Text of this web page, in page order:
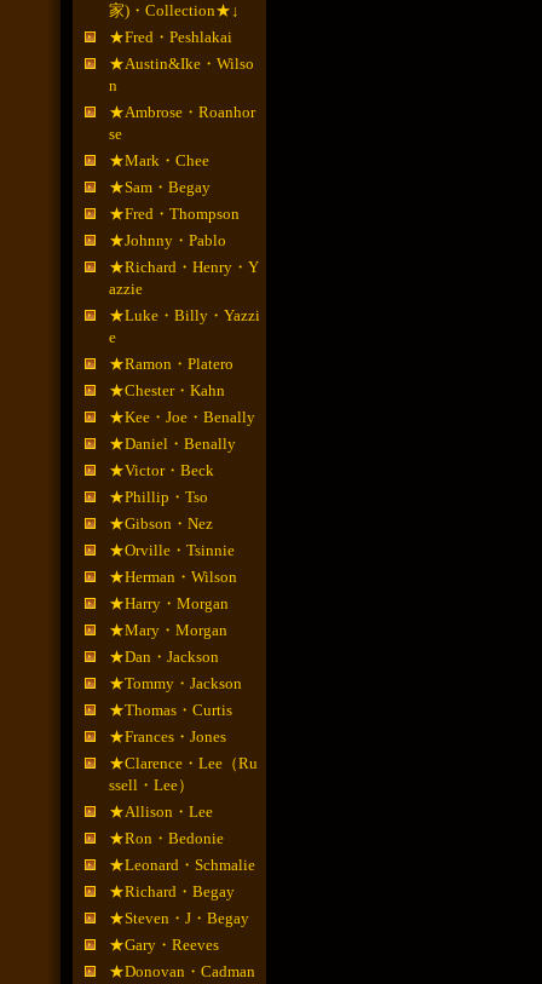
家)・Collection★↓
★Fred・Peshlakai
★Austin&Ike・Wilso
n
★Ambrose・Roanhor
se
★Mark・Chee
★Sam・Begay
★Fred・Thompson
★Johnny・Pablo
★Richard・Henry・Y
azzie
★Luke・Billy・Yazzi
e
★Ramon・Platero
★Chester・Kahn
★Kee・Joe・Benally
★Daniel・Benally
★Victor・Beck
★Phillip・Tso
★Gibson・Nez
★Orville・Tsinnie
★Herman・Wilson
★Harry・Morgan
★Mary・Morgan
★Dan・Jackson
★Tommy・Jackson
★Thomas・Curtis
★Frances・Jones
★Clarence・Lee（Ru
ssell・Lee）
★Allison・Lee
★Ron・Bedonie
★Leonard・Schmalie
★Richard・Begay
★Steven・J・Begay
★Gary・Reeves
★Donovan・Cadman